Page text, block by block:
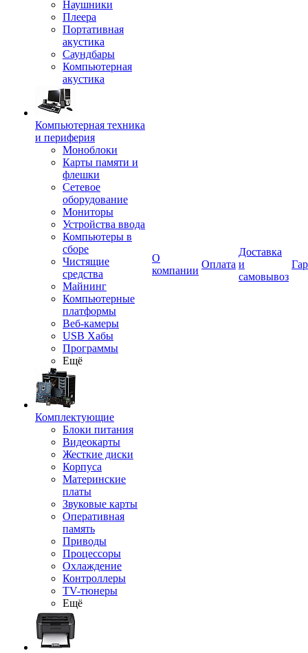
Наушники
Плеера
Портативная
акустика
Саундбары
Компьютерная
акустика
Компьютерная техника
и периферия
Моноблоки
Карты памяти и
флешки
Сетевое
оборудование
Мониторы
Устройства ввода
Компьютеры в
сборе
Чистящие
средства
Майнинг
Компьютерные
платформы
Веб-камеры
USB Хабы
Программы
Ещё
Комплектующие
Блоки питания
Видеокарты
Жесткие диски
Корпуса
Материнские
платы
Звуковые карты
Оперативная
память
Приводы
Процессоры
Охлаждение
Контроллеры
TV-тюнеры
Ещё
О
компании
Оплата
Доставка
и
самовывоз